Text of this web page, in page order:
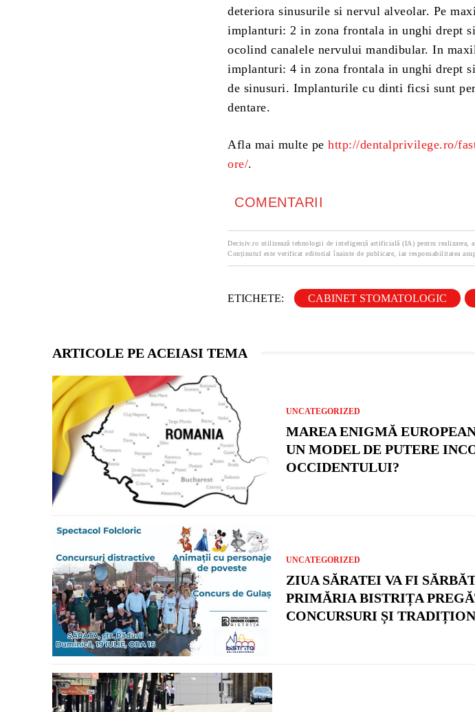
deteriora sinusurile si nervul alveolar. Pe
implanturi: 2 in zona frontala in unghi drept
ocolind canalele nervului mandibular. In
implanturi: 4 in zona frontala in unghi drept
de sinusuri. Implanturile cu dinti ficsi sunt
dentare.
Afla mai multe pehttp://dentalprivilege.ro/
ore/.
COMENTARII
Decisiv.ro utilizează tehnologii de inteligență artificială (IA) pentru realizarea,
Conținutul este verificat editorial înainte de publicare, iar responsabilitatea
ETICHETE: CABINET STOMATOLOGIC
ARTICOLE PE ACEIASI TEMA
UNCATEGORIZED
MAREA ENIGMĂ
UN MODEL DE PUTERE
OCCIDENTULUI?
UNCATEGORIZED
ZIUA SĂRATEI VA FI
PRIMĂRIA BISTRIȚA
CONCURSURI ȘI